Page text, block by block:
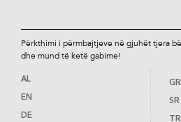
Përkthimi i përmbajtjeve në gjuhët tjera
dhe mund të ketë gabime!
AL
EN
DE
GR
SR
TR